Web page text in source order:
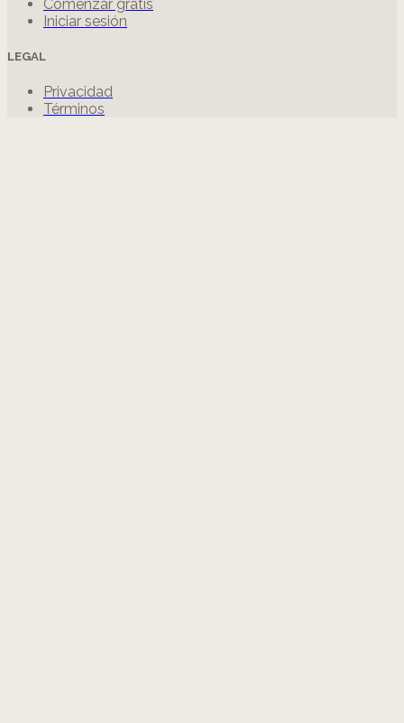
Comenzar gratis
Iniciar sesión
LEGAL
Privacidad
Términos